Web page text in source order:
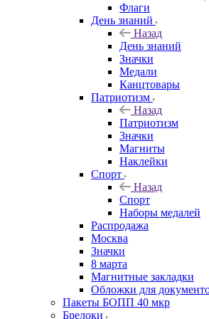
Флаги
День знаний
Назад
День знаний
Значки
Медали
Канцтовары
Патриотизм
Назад
Патриотизм
Значки
Магниты
Наклейки
Спорт
Назад
Спорт
Наборы медалей
Распродажа
Москва
Значки
8 марта
Магнитные закладки
Обложки для
Пакеты БОПП 40 мкр
Брелоки